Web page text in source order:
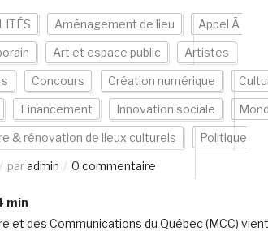
Aménagement de lieu Appel Ã
Art et espace public Artistes
Concours Création numérique
Financement Innovation sociale
& rénovation de lieux culturels Politique
paradmin 0 commentaire
min
et des Communications du Québec (MCC) vient